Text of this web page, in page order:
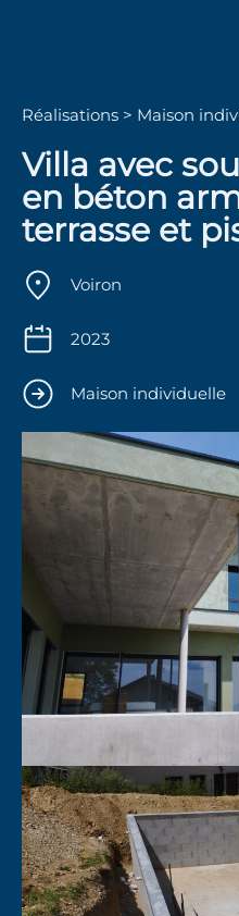
Réalisations > Maison
Villa avec
en béton
terrasse et
Voiron
2023
Maison individuelle